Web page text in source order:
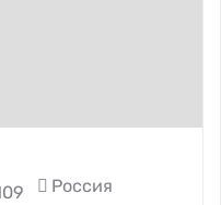
Россия